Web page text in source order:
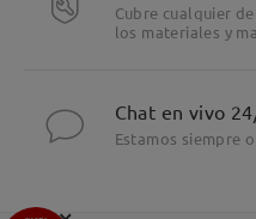
Cubre cualquier
los materiales y
Chat en vivo
Estamos siempre